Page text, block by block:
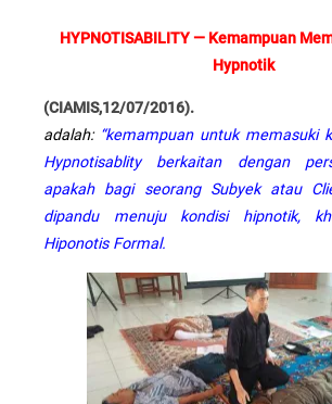
HYPNOTISABILITY — Kemampuan
Hypnotik
(CIAMIS,12/07/
adalah:“kemampuan untuk memasuki
Hypnotisablity berkaitan dengan
apakah bagi seorang Subyek atau
dipandu menuju kondisi hipnotik,
Hiponotis Formal.